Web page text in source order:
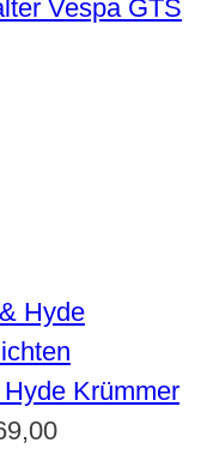
Vespa GTS
Krümmer